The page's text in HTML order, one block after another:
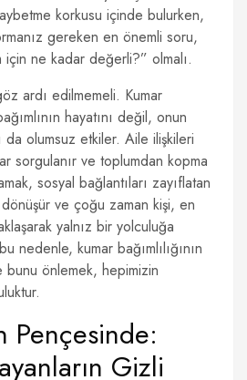
korkusu içinde bulurken,
gereken en önemli soru,
ne kadar değerli?” olmalı.
ardı edilmemeli. Kumar
hayatını değil, onun
da olumsuz etkiler. Aile ilişkileri
sorgulanır ve toplumdan kopma
sosyal bağlantıları zayıflatan
dönüşür ve çoğu zaman kişi, en
yalnız bir yolculuğa
nedenle, kumar bağımlılığının
bunu önlemek, hepimizin
Pençesinde:
Gizli